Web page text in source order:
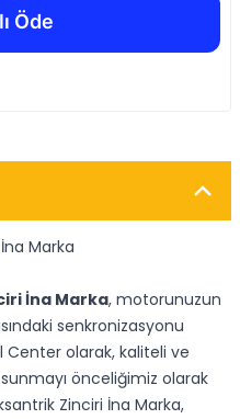
Marka
İna Marka, motorunuzun
senkronizasyonu
Center olarak, kaliteli ve
sunmayı önceliğimiz olarak
Zinciri İna Marka,